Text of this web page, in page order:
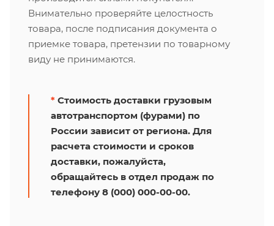
Внимательно проверяйте целостность
товара, после подписания документа о
приемке товара, претензии по товарному
виду не принимаются.
* Стоимость доставки грузовым
автотранспортом (фурами) по
России зависит от региона. Для
расчета стоимости и сроков
доставки, пожалуйста,
обращайтесь в отдел продаж по
телефону 8 (000) 000-00-00.